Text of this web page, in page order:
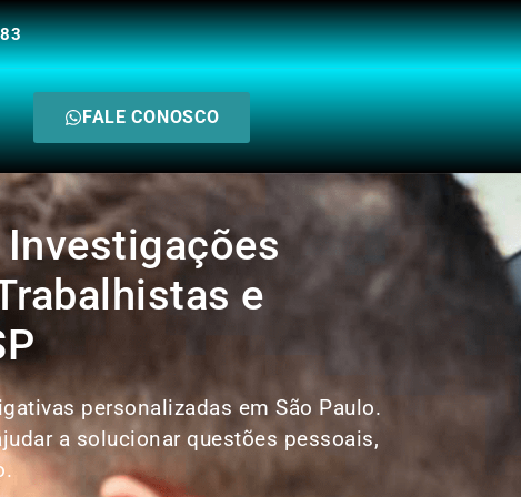
FALE CONOSCO
e
personalizadas em São Paulo.
a solucionar questões pessoais,